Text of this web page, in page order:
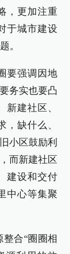
，更加注重
于城市建设
。
要强调因地
务实也要凸
新建社区、
，缺什么、
小区鼓励利
而新建社区
建设和交付
中心等集聚
合“圈圈相